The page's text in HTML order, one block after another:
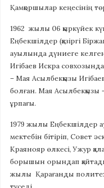
Қамқоршылар кеңесінің
1962 жылы 06 қыркүйек
Еңбекшілдер (қазіргі
ауылында дүниеге
Игібаев Искра
– Мая Асылбекқызы
болған. Мая Асылбекқызы
ұрпағы.
1979 жылы Еңбекшілдер
мектебін бітіріп, Совет
Краянояр өлкесі, Ужур
борышын орындап
жылы Қарағанды